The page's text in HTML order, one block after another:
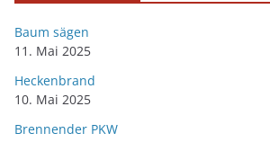
Baum sägen
11. Mai 2025
Heckenbrand
10. Mai 2025
Brennender PKW